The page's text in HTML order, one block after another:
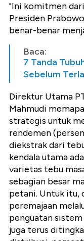
"Ini komitmen
Presiden
benar-benar
Baca:
7 Tanda
Sebelum
Direktur Utama
Mahmudi
strategis untuk
rendemen
diekstrak dari
kendala utama
varietas tebu
sebagian besar
petani. Untuk itu,
peremajaan
penguatan
juga terus